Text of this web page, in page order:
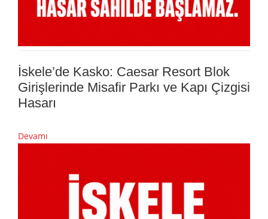
İskele’de Kasko: Caesar Resort Blok
Girişlerinde Misafir Parkı ve Kapı Çizgisi
Hasarı
Devamı